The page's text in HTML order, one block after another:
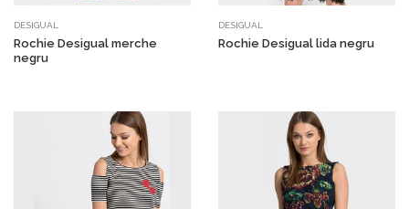
DESIGUAL
Rochie Desigual merche
negru
DESIGUAL
Rochie Desigual lida negru